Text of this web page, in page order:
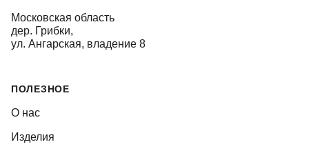
Московская область
дер. Грибки,
ул. Ангарская, владение 8
ПОЛЕЗНОЕ
О нас
Изделия